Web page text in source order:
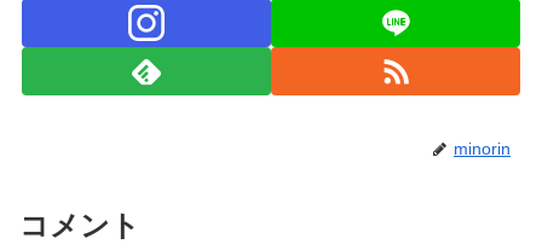
minorin
コメント